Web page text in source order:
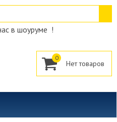
в шоуруме !
0